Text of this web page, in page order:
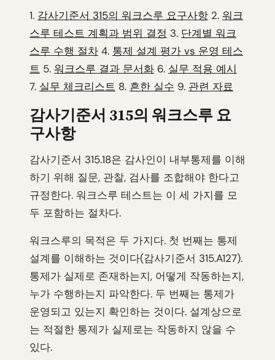
1. 감사기준서 315의 워크스루 요구사항 2. 워크
스루 테스트 계획과 범위 결정 3. 단계별 워크
스루 수행 절차 4. 통제 설계 평가 vs 운영 테스
트 5. 워크스루 결과 문서화 6. 실무 적용 예시
7. 실무 체크리스트 8. 흔한 실수 9. 관련 자료
감사기준서 315의 워크스루 요
구사항
감사기준서 315.18은 감사인이 내부통제를 이해
하기 위해 질문, 관찰, 검사를 조합해야 한다고
규정한다. 워크스루 테스트는 이 세 가지를 모
두 포함하는 절차다.
워크스루의 목적은 두 가지다. 첫 번째는 통제
설계를 이해하는 것이다(감사기준서 315.A127).
통제가 실제로 존재하는지, 어떻게 작동하는지,
누가 수행하는지 파악한다. 두 번째는 통제가
운영되고 있는지 확인하는 것이다. 설계상으로
는 적절한 통제가 실제로는 작동하지 않을 수
있다.